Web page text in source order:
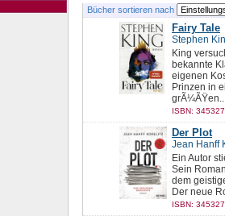
Bücher sortieren nach
Fairy Tale
Stephen
King
bekannte
eigenen
Prinzen in
ISBN:
Der Plot
Jean Hanff
Ein Autor
Sein
dem
Der neue
ISBN: